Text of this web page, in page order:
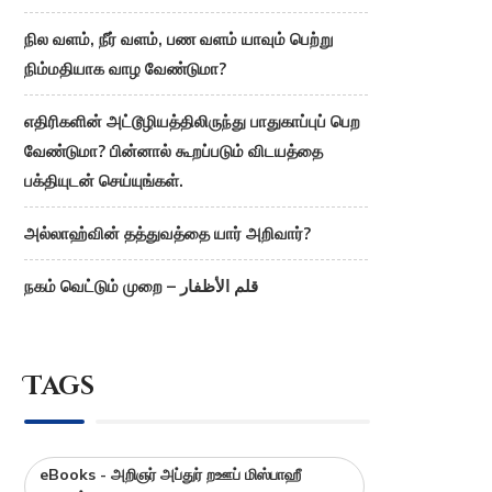
நில வளம், நீர் வளம், பண வளம் யாவும் பெற்று
நிம்மதியாக வாழ வேண்டுமா?
எதிரிகளின் அட்டூழியத்திலிருந்து பாதுகாப்புப் பெற
வேண்டுமா? பின்னால் கூறப்படும் விடயத்தை
பக்தியுடன் செய்யுங்கள்.
அல்லாஹ்வின் தத்துவத்தை யார் அறிவார்?
நகம் வெட்டும் முறை – قلم الأظفار
Tags
eBooks - அறிஞர் அப்துர் றஊப் மிஸ்பாஹீ